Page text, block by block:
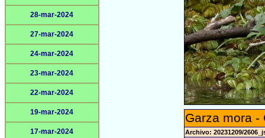
28-mar-2024
27-mar-2024
24-mar-2024
23-mar-2024
22-mar-2024
19-mar-2024
17-mar-2024
Garza mora
Archivo: 20231209/